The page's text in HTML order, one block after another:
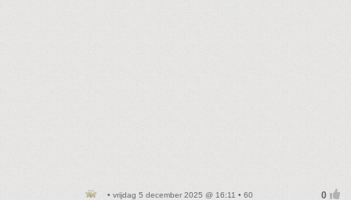
• vrijdag 5 december 2025 @ 16:11 • 60